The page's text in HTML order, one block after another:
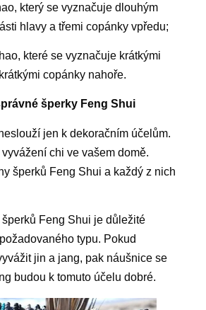
který se vyznačuje dlouhým
hlavy a třemi copánky vpředu;
které se vyznačuje krátkými
copánky nahoře.
šperky Feng Shui
jen k dekoračním účelům.
chi ve vašem domě.
šperků Feng Shui a každý z nich
Feng Shui je důležité
typu. Pokud
jin a jang, pak náušnice se
budou k tomuto účelu dobré.